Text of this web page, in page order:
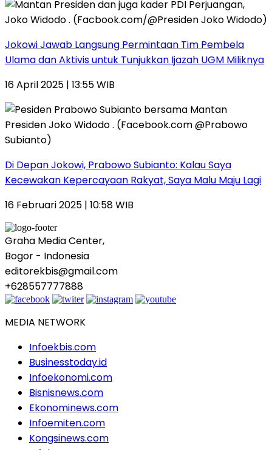
Jokowi Jawab Langsung Permintaan Tim Pembela
Ulama dan Aktivis untuk Tunjukkan Ijazah UGM Miliknya
16 April 2025 | 13:55 WIB
Di Depan Jokowi, Prabowo Subianto: Kalau Saya
Kecewakan Kepercayaan Rakyat, Saya Malu Maju Lagi
16 Februari 2025 | 10:58 WIB
Graha Media Center,
Bogor - Indonesia
editorekbis@gmail.com
+628557777888
MEDIA NETWORK
Infoekbis.com
Businesstoday.id
Infoekonomi.com
Bisnisnews.com
Ekonominews.com
Infoemiten.com
Kongsinews.com